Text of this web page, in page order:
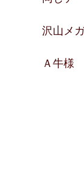
沢山メ
Ａ牛様